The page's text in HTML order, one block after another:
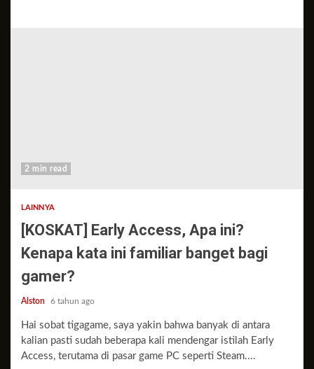
2 min read
LAINNYA
[KOSKAT] Early Access, Apa ini?
Kenapa kata ini familiar banget bagi
gamer?
Alston 6 tahun ago
Hai sobat tigagame, saya yakin bahwa banyak di antara
kalian pasti sudah beberapa kali mendengar istilah Early
Access, terutama di pasar game PC seperti Steam....